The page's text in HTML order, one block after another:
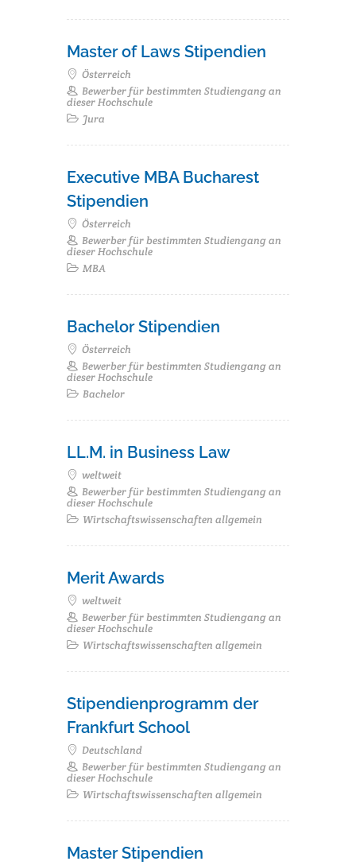
Master of Laws Stipendien
Österreich
Bewerber für bestimmten Studiengang an
dieser Hochschule
Jura
Executive MBA Bucharest
Stipendien
Österreich
Bewerber für bestimmten Studiengang an
dieser Hochschule
MBA
Bachelor Stipendien
Österreich
Bewerber für bestimmten Studiengang an
dieser Hochschule
Bachelor
LL.M. in Business Law
weltweit
Bewerber für bestimmten Studiengang an
dieser Hochschule
Wirtschaftswissenschaften allgemein
Merit Awards
weltweit
Bewerber für bestimmten Studiengang an
dieser Hochschule
Wirtschaftswissenschaften allgemein
Stipendienprogramm der
Frankfurt School
Deutschland
Bewerber für bestimmten Studiengang an
dieser Hochschule
Wirtschaftswissenschaften allgemein
Master Stipendien